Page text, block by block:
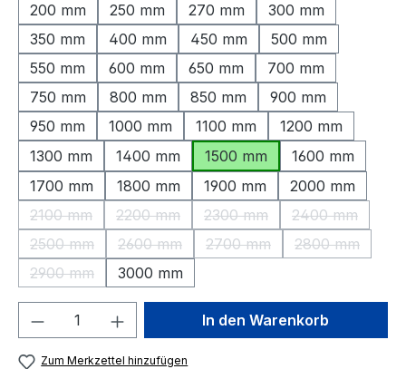
200 mm
250 mm 270 mm
300 mm
350 mm
400 mm 450 mm
500 mm
550 mm
600 mm 650 mm
700 mm
750 mm
800 mm 850 mm
900 mm
950 mm
1000 mm 1100 mm
1200 mm
1300 mm
1400 mm 1500 mm
1600 mm
1700 mm
1800 mm 1900 mm
2000 mm
2100 mm
(Diese Option ist zurzeit nicht verfügbar.)
2200 mm
(Diese Option ist zurzeit nicht verfügbar.)
2300 mm
(Diese Option ist zurzeit
2400 mm
(Diese
2500 mm
(Diese Option ist zurzeit nicht verfügbar.)
2600 mm
(Diese Option ist zurzeit nicht verfügbar.)
2700 mm
(Diese Option ist zurzeit
2800 mm
(Diese
2900 mm
(Diese Option ist zurzeit nicht verfügbar.)
3000 mm
Produkt Anzahl: Gib denIn den Warenkorb
Zum Merkzettel hinzufügen